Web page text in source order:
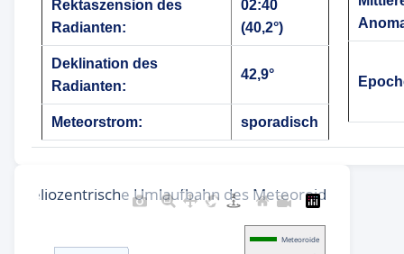
Rektaszension des
Radianten:
02:40
(40,2°)
Deklination des
Radianten:
42,9°
Meteorstrom: sporadisch